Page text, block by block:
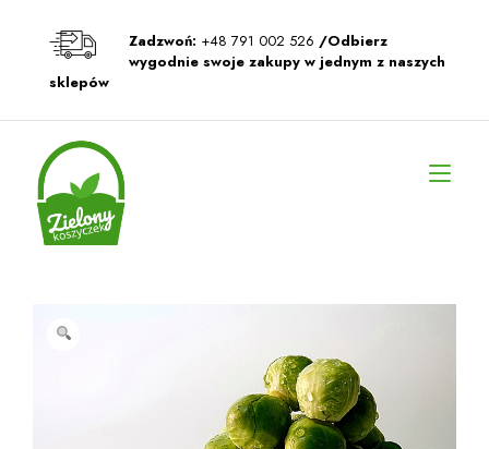
Zadzwoń: +48 791 002 526 /Odbierz
wygodnie swoje zakupy w jednym z naszych
sklepów